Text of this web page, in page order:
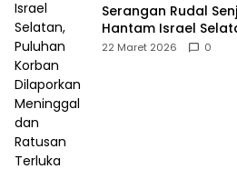
Serangan Rudal
Hantam Israel
Dilaporkan
22 Maret 2026 0